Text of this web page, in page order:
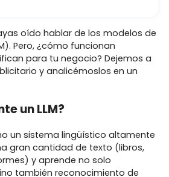
de los LLM en la empresa
oído hablar de los
Pero, ¿cómo funcionan
para tu negocio?
un LLM?